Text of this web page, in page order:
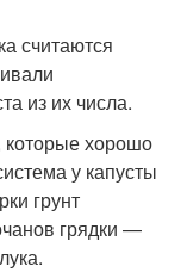
считаются
из их числа.
которые хорошо
у капусты
грунт
грядки —